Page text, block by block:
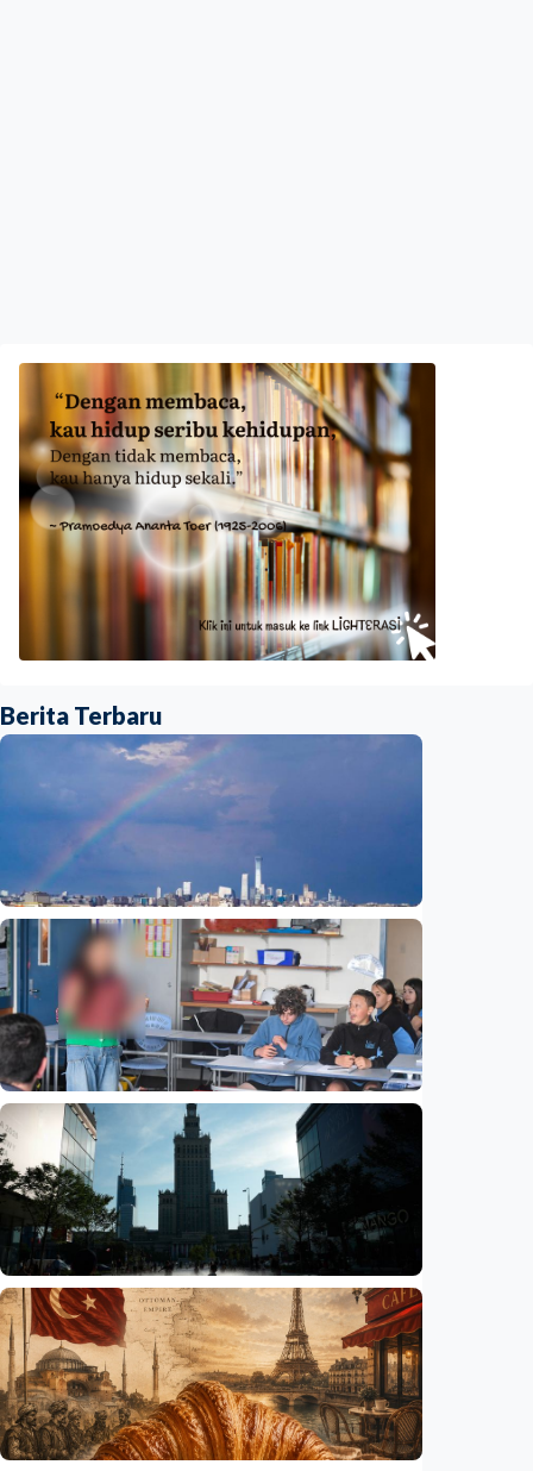
Berita Terbaru
Humaniora
Beijing jadi ibu kota arsitektur dunia
UNESCO-UIA 2029. Apa alasannya?
Indonesia•06 Aug 2026
Humaniora
Sekolah di Selandia Baru tambah mata
pelajaran berbasis industri, dari AI hingga
pariwisata
Indonesia •06 Aug 2026
Humaniora
Gelombang panas bisa memicu kecemasan
hingga depresi pada anak, ini temuan
peneliti
Indonesia•06 Aug 2026